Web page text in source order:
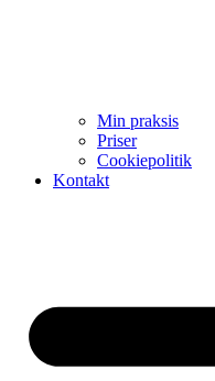
Min praksis
Priser
Cookiepolitik
Kontakt